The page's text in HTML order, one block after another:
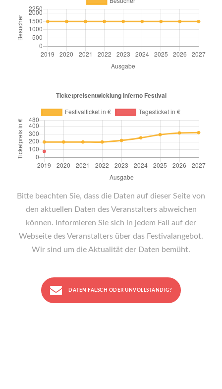
Bitte beachten Sie, dass die Daten auf dieser Seite von
den aktuellen Daten des Veranstalters abweichen
können. Informieren Sie sich in jedem Fall auf der
Webseite des Veranstalters über das Festivalangebot.
Wir sind um die Aktualität der Daten bemüht.
DATEN FALSCH ODER UNVOLLSTÄNDIG?